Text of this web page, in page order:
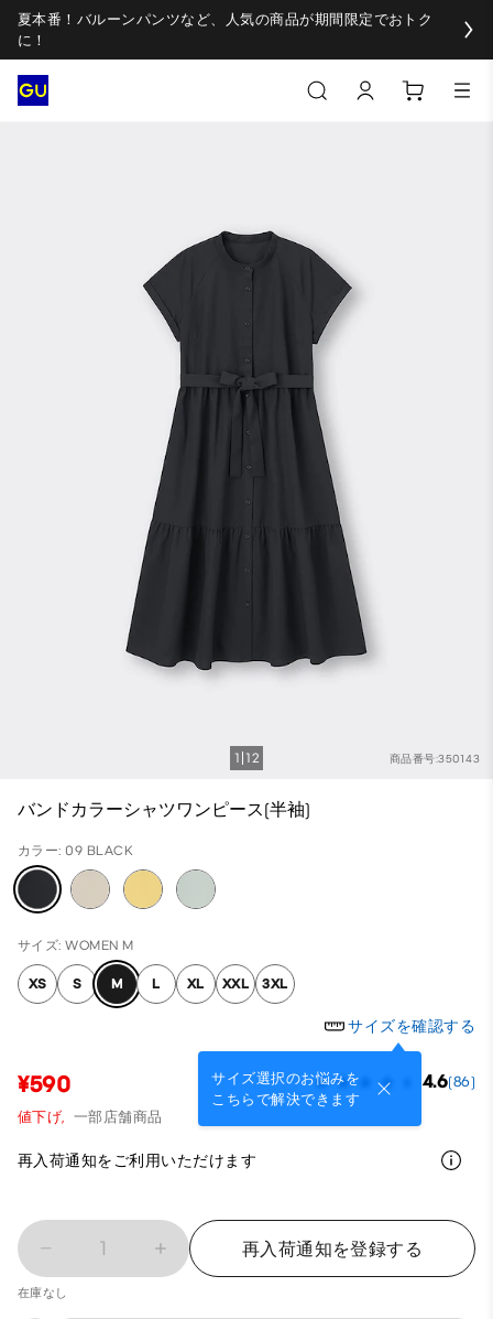
夏本番！バルーンパンツなど、人気の商品が期間限定でおトク
に！
商品番号:350143
1 12
バンドカラーシャツワンピース(半袖)
カラー: 09 BLACK
サイズ: WOMEN M
XS S M L XL XXL 3XL
サイズを確認する
サイズ選択のお悩みを
こちらで解決できます
¥590 4.6(86)
値下げ, 一部店舗商品
再入荷通知をご利用いただけます
1 再入荷通知を登録する
在庫なし